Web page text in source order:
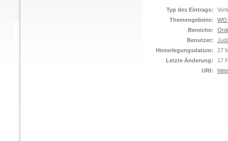
Typ des Eintrags:
Themengebiete:
WO
Bereiche:
Benutzer:
Hinterlegungsdatum:
27
Letzte Änderung:
17
URI: